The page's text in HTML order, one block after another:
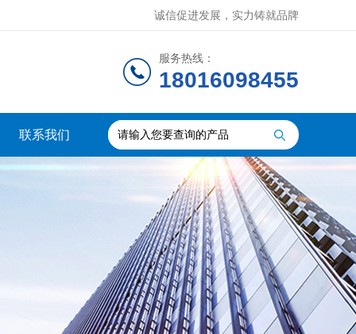
诚信促进发展，实力铸就品牌
服务热线：
18016098455
联系我们